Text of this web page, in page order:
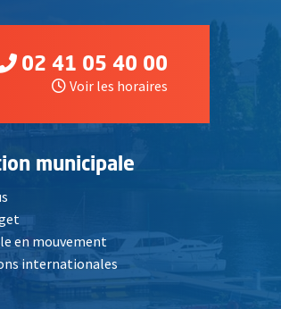
02 41 05 40 00
Voir les horaires
municipale
en mouvement
internationales